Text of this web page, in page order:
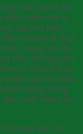
chủ yếu là do
điều kiện cho vi
vật phá hủy;
vàng (kết hợp
mang đỏ do
thân thì nguyên
có màu trắng
phần đuôi là biểu
mảng trắng
xuất hiện các
thì màu sắc và